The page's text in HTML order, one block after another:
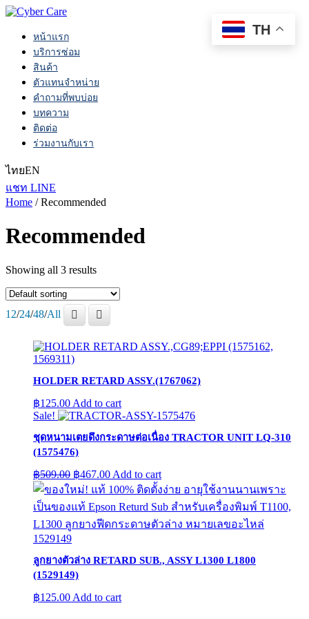
หน้าแรก
บริการซ่อม
สินค้า
ตัวแทนจำหน่าย
คำถามที่พบบ่อย
บทความ
ติดต่อ
ร่วมงานกับเรา
ไทยEN
แชท LINE
Home / Recommended
Recommended
Showing all 3 results
12/24/48/All
HOLDER RETARD ASSY.(1767062)
฿125.00 Add to cart
Sale!
ชุดหนามเตยดึงกระดาษต่อเนื่อง TRACTOR UNIT LQ-310
(1575476)
฿509.00 Original
price
was:
฿509.00.
฿467.00Current
price
is:
฿467.00.
Add to cart
ลูกยางตัวล่าง RETARD SUB., ASSY L1300 L1800
(1529149)
฿125.00 Add to cart
TH